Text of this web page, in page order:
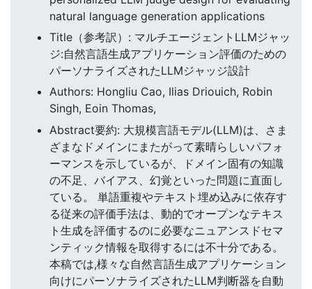
natural language generation applications
Title（参考訳）: マルチエージェントLLMジャッ
ジ:自然言語生成アプリケーション評価のための
パーソナライズされたLLMジャッジ設計
Authors: Hongliu Cao, Ilias Driouich, Robin
Singh, Eoin Thomas,
Abstract要約: 大規模言語モデル(LLM)は、さま
ざまなドメインにまたがって素晴らしいパフォ
ーマンスを示しているが、ドメイン固有の知識
の不足、バイアス、幻覚といった問題に直面し
ている。 単語重複やテキスト埋め込みに依存す
る従来の評価手法は、動的でオープンなテキス
ト生成を評価するのに必要なニュアンスドセマ
ンティック情報を取得するには不十分である。
本稿では,様々な自然言語生成アプリケーション
向けにパーソナライズされたLLM判断器を自動